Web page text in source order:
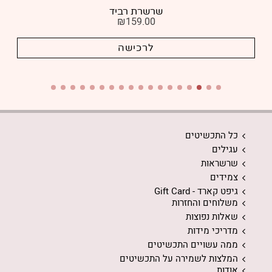
שרשרת רביד
₪159.00
לרכישה
כל התכשיטים
עגילים
שרשראות
צמידים
גיפט קארד - Gift Card
משלוחים והחזרות
שאלות נפוצות
מדריכי מידות
ממה עשויים התכשיטים
המלצות לשמירה על התכשיטים